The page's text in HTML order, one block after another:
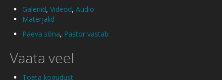
Galeriid, Videod, Audio
Materjalid
Päeva sõna, Pastor vastab
Vaata veel
Toeta kogudust